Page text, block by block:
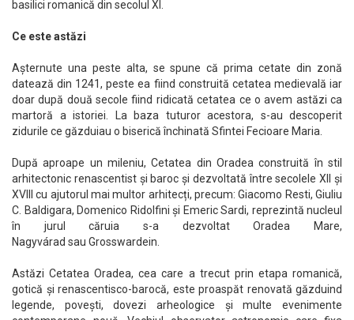
basilici romanică din secolul XI.
Ce este astăzi
Așternute una peste alta, se spune că prima cetate din zonă
datează din 1241, peste ea fiind construită cetatea medievală iar
doar după două secole fiind ridicată cetatea ce o avem astăzi ca
martoră a istoriei. La baza tuturor acestora, s-au descoperit
zidurile ce găzduiau o biserică închinată Sfintei Fecioare Maria.
După aproape un mileniu, Cetatea din Oradea construită în stil
arhitectonic renascentist și baroc și dezvoltată între secolele XII și
XVIII cu ajutorul mai multor arhitecți, precum: Giacomo Resti, Giuliu
C. Baldigara, Domenico Ridolfini și Emeric Sardi, reprezintă nucleul
în jurul căruia s-a dezvoltat Oradea Mare,
Nagyvárad sau Grosswardein.
Astăzi Cetatea Oradea, cea care a trecut prin etapa romanică,
gotică și renascentisco-barocă, este proaspăt renovată găzduind
legende, povești, dovezi arheologice și multe evenimente